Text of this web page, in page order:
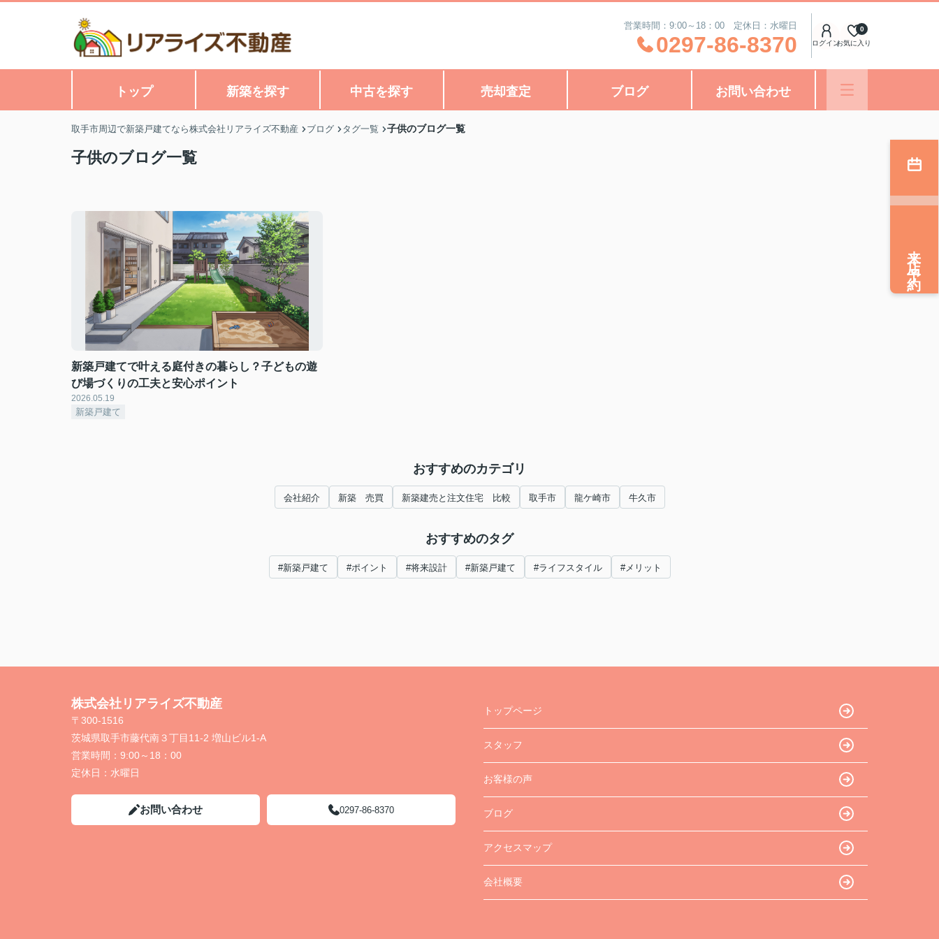
営業時間：9:00～18：00 定休日：水曜日
0297-86-8370 ログインお気に入り
0
トップ 新築を探す 中古を探す 売却査定 ブログ お問い合わせ
取手市周辺で新築戸建てなら株式会社リアライズ不動産 ブログ タグ一覧 子供のブログ一覧
子供のブログ一覧
新築戸建てで叶える庭付きの暮らし？子どもの遊
び場づくりの工夫と安心ポイント
2026.05.19
新築戸建て
おすすめのカテゴリ
会社紹介 新築 売買 新築建売と注文住宅 比較 取手市 龍ケ崎市 牛久市
おすすめのタグ
#新築戸建て #ポイント #将来設計 #新築戸建て #ライフスタイル #メリット
来店予約
株式会社リアライズ不動産
〒300-1516
茨城県取手市藤代南３丁目11-2 増山ビル1-A
営業時間： 9:00～18：00
定休日： 水曜日
お問い合わせ 0297-86-8370
トップページ
スタッフ
お客様の声
ブログ
アクセスマップ
会社概要